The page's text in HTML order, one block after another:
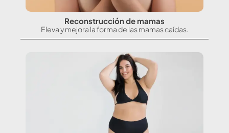
Reconstrucción de mamas
Eleva y mejora la forma de las mamas caídas.